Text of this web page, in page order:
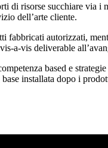
di risorse succhiare via
dell’arte cliente.
fabbricati autorizzati,
a-vis deliverable
based e
installata dopo i